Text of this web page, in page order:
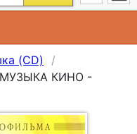
(CD)
МУЗЫКА КИНО -